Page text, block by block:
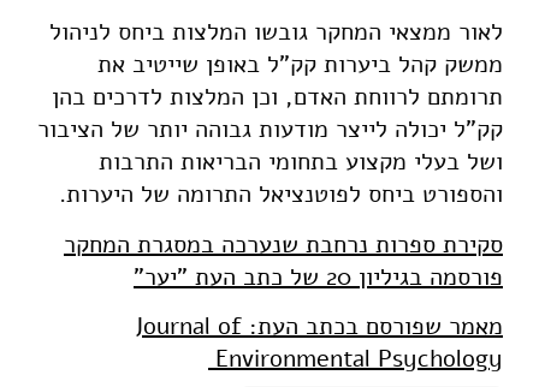
לאור ממצאי המחקר גובשו המלצות ביחס לניהול
ממשק קהל ביערות קק"ל באופן שייטיב את
תרומתם לרווחת האדם, וכן המלצות לדרכים בהן
קק"ל יכולה לייצר מודעות גבוהה יותר של הציבור
ושל בעלי מקצוע בתחומי הבריאות התרבות
והספורט ביחס לפוטנציאל התרומה של היערות.
סקירת ספרות נרחבת שנערכה במסגרת המחקר
פורסמה בגיליון 20 של כתב העת "יער"
מאמר שפורסם בכתב העת: Journal of
Environmental Psychology